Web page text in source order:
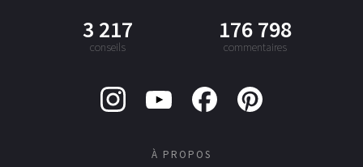
3 217
conseils
176 798
commentaires
À PROPOS